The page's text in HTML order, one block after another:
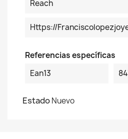
Reach
Https://
Referencias específicas
Ean13
EstadoNuevo